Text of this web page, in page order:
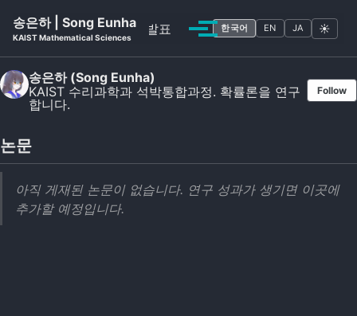
송은하 | Song Eunha
KAIST Mathematical Sciences
CV 논문 발표 Toggle menu
한국어 EN JA ☀
송은하 (Song Eunha)
KAIST 수리과학과 석박통합과정. 확률론을 연구
합니다.
Follow
논문
아직 게재된 논문이 없습니다. 연구 성과가 생기면 이곳에
추가할 예정입니다.